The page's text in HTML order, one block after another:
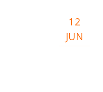
12
JUN